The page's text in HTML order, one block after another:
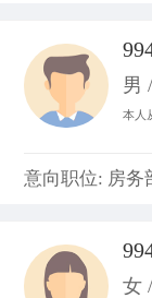
男
本人
意向职位: 房务
女